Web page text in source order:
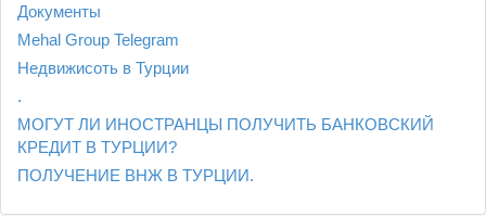
Документы
Mehal Group Telegram
Недвижисоть в Турции
.
МОГУТ ЛИ ИНОСТРАНЦЫ ПОЛУЧИТЬ БАНКОВСКИЙ
КРЕДИТ В ТУРЦИИ?
ПОЛУЧЕНИЕ ВНЖ В ТУРЦИИ.